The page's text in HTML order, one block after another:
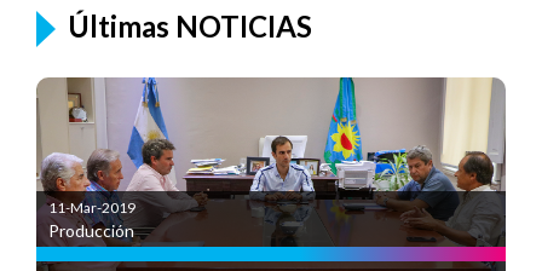
Últimas NOTICIAS
11-Mar-2019
Producción